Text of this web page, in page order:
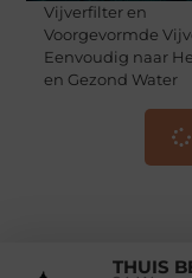
Vijverfilter en
Voorgevormde
Eenvoudig naar
en Gezond Water
THUIS